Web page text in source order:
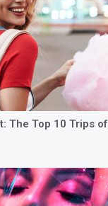
The Top 10 Trips